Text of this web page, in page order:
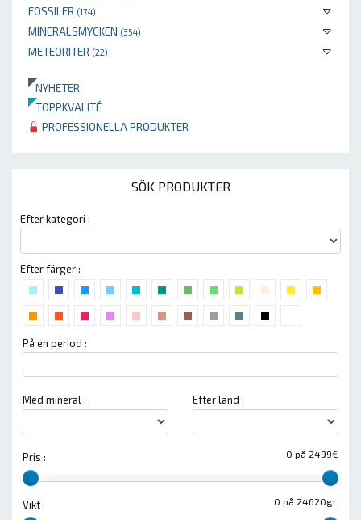
FOSSILER (174)
MINERALSMYCKEN (354)
METEORITER (22)
NYHETER
TOPPKVALITÉ
PROFESSIONELLA PRODUKTER
SÖK PRODUKTER
Efter kategori :
Efter färger :
På en period :
Med mineral : Efter land :
0 på 2499€
Pris :
0 på 24620gr.
Vikt :